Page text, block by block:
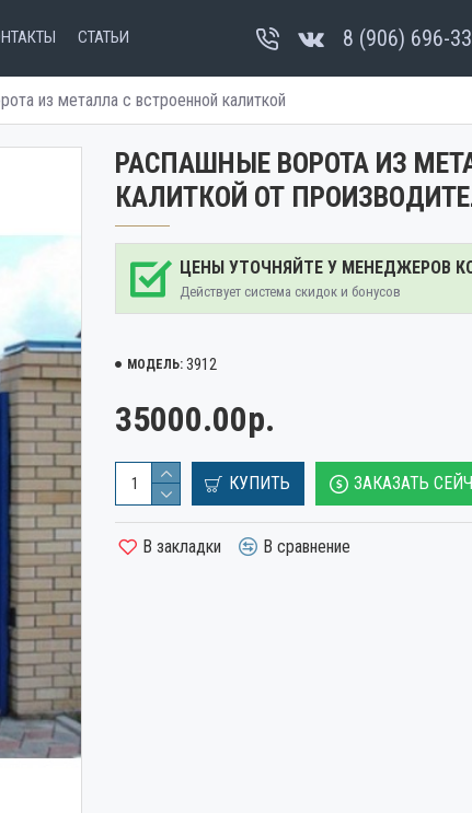
СТАТЬИ 8 (906) 696-
из металла с встроенной калиткой
РАСПАШНЫЕ ВОРОТА ИЗ
КАЛИТКОЙ ОТ
ЦЕНЫ УТОЧНЯЙТЕ У МЕНЕДЖЕРОВ
Действует система скидок и бонусов
МОДЕЛЬ: 3912
35000.00р.
КУПИТЬ ЗАКАЗАТЬ
В закладки В сравнение